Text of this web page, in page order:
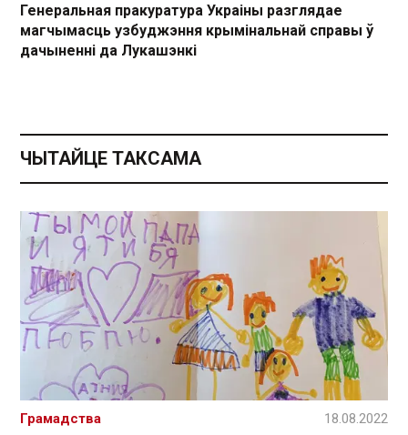
Генеральная пракуратура Украіны разглядае
магчымасць узбуджэння крымінальнай справы ў
дачыненні да Лукашэнкі
ЧЫТАЙЦЕ ТАКСАМА
Грамадства 18.08.2022